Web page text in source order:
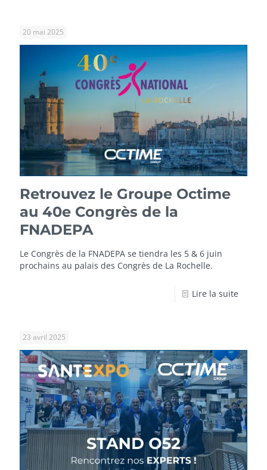
20 mai 2025
Retrouvez le Groupe Octime
au 40e Congrès de la
FNADEPA
Le Congrès de la FNADEPA se tiendra les 5 & 6 juin
prochains au palais des Congrès de La Rochelle.
Lire la suite
23 avril 2025